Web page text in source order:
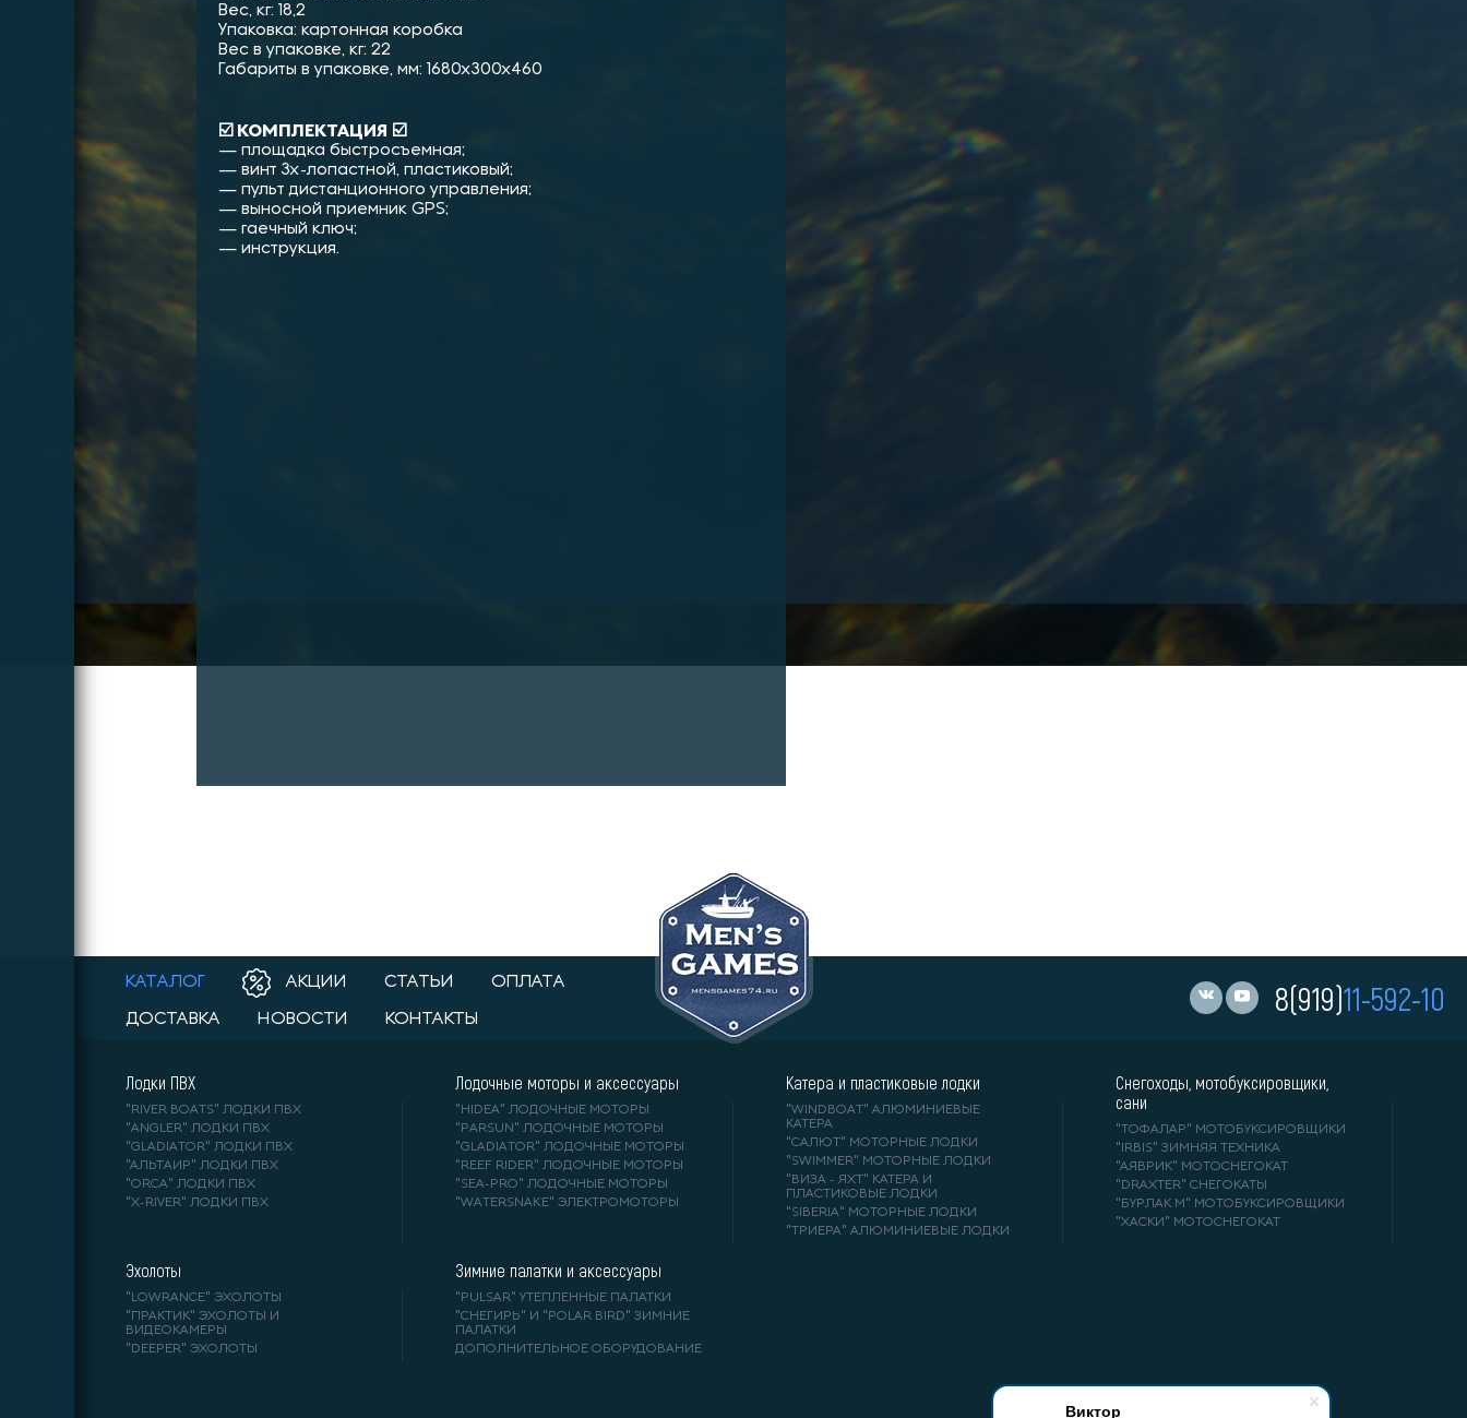
Виктор
Вес, кг: 18,2
Упаковка: картонная коробка
Вес в упаковке, кг: 22
Габариты в упаковке, мм: 1680х300х460
☑️ КОМПЛЕКТАЦИЯ ☑️
— площадка быстросъемная;
— винт 3х-лопастной, пластиковый;
— пульт дистанционного управления;
— выносной приемник GPS;
— гаечный ключ;
— инструкция.
КАТАЛОГ АКЦИИ СТАТЬИ ОПЛАТА
ДОСТАВКА НОВОСТИ КОНТАКТЫ
8(919)11-592-10
Лодки ПВХ
"RIVER BOATS" ЛОДКИ ПВХ
"ANGLER" ЛОДКИ ПВХ
"GLADIATOR" ЛОДКИ ПВХ
"АЛЬТАИР" ЛОДКИ ПВХ
"ORCA" ЛОДКИ ПВХ
"X-RIVER" ЛОДКИ ПВХ
Лодочные моторы и аксессуары
"HIDEA" ЛОДОЧНЫЕ МОТОРЫ
"PARSUN" ЛОДОЧНЫЕ МОТОРЫ
"GLADIATOR" ЛОДОЧНЫЕ МОТОРЫ
"REEF RIDER" ЛОДОЧНЫЕ МОТОРЫ
"SEA-PRO" ЛОДОЧНЫЕ МОТОРЫ
"WATERSNAKE" ЭЛЕКТРОМОТОРЫ
Катера и пластиковые лодки
"WINDBOAT" АЛЮМИНИЕВЫЕ
КАТЕРА
"САЛЮТ" МОТОРНЫЕ ЛОДКИ
"SWIMMER" МОТОРНЫЕ ЛОДКИ
"ВИЗА - ЯХТ" КАТЕРА И
ПЛАСТИКОВЫЕ ЛОДКИ
"SIBERIA" МОТОРНЫЕ ЛОДКИ
"ТРИЕРА" АЛЮМИНИЕВЫЕ ЛОДКИ
Снегоходы, мотобуксировщики,
сани
"ТОФАЛАР" МОТОБУКСИРОВЩИКИ
"IRBIS" ЗИМНЯЯ ТЕХНИКА
"АЯВРИК" МОТОСНЕГОКАТ
"DRAXTER" СНЕГОКАТЫ
"БУРЛАК М" МОТОБУКСИРОВЩИКИ
"ХАСКИ" МОТОСНЕГОКАТ
Эхолоты
"LOWRANCE" ЭХОЛОТЫ
"ПРАКТИК" ЭХОЛОТЫ И
ВИДЕОКАМЕРЫ
"DEEPER" ЭХОЛОТЫ
Зимние палатки и аксессуары
"PULSAR" УТЕПЛЕННЫЕ ПАЛАТКИ
"СНЕГИРЬ" И "POLAR BIRD" ЗИМНИЕ
ПАЛАТКИ
ДОПОЛНИТЕЛЬНОЕ ОБОРУДОВАНИЕ